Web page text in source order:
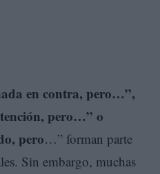
en contra, pero…”,
pero…” o
pero…” forman parte
Sin embargo, muchas